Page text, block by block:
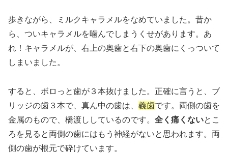
歩きながら、ミルクキャラメルをなめていました。昔か
ら、ついキャラメルを噛んでしまうくせがあります。あ
れ！キャラメルが、右上の奥歯と右下の奥歯にくっついて
しまいました。
すると、ボロっと歯が３本抜けました。正確に言うと、ブ
リッジの歯３本で、真ん中の歯は、 義歯です。両側の歯を
金属のもので、橋渡ししているのです。 全く痛くないとこ
ろを見ると両側の歯にはもう神経がないと思われます。両
側の歯が根元で砕けています。